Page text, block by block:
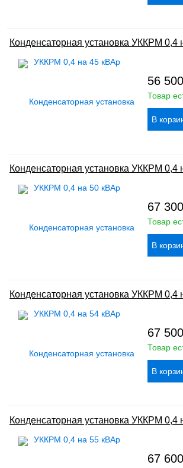
Конденсаторная установка УККРМ 0,4
56 500
Товар
Конденсаторная установка УККРМ 0,4
67 300
Товар
Конденсаторная установка УККРМ 0,4
67 500
Товар
Конденсаторная установка УККРМ 0,4
67 600